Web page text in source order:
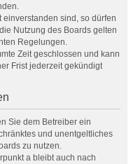
sind, so dürfen
Nutzung des Boards gelten
Regelungen.
Zeit geschlossen und kann
Frist jederzeit gekündigt
Sie dem Betreiber ein
und unentgeltliches
zu nutzen.
a bleibt auch nach